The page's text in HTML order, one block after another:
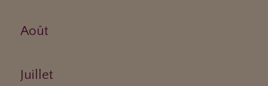
Août
Juillet